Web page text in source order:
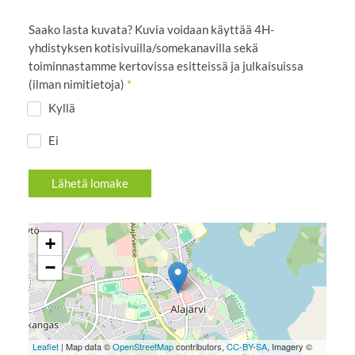
Saako lasta kuvata? Kuvia voidaan käyttää 4H-
yhdistyksen kotisivuilla/somekanavilla sekä
toiminnastamme kertovissa esitteissä ja julkaisuissa
(ilman nimitietoja) *
Kyllä
Ei
Lähetä lomake
+
−
Leaflet| Map data ©OpenStreetMapcontributors, CC-BY-SA, Imagery ©